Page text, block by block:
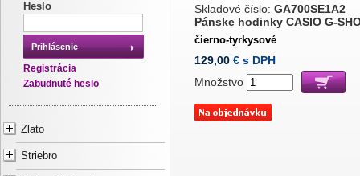
Heslo
Prihlásenie
Registrácia
Zabudnuté heslo
Zlato
Striebro
Skladové číslo: GA700SE1A2
Pánske hodinky CASIO G-
čierno-tyrkysové
129,00 € s DPH
Množstvo